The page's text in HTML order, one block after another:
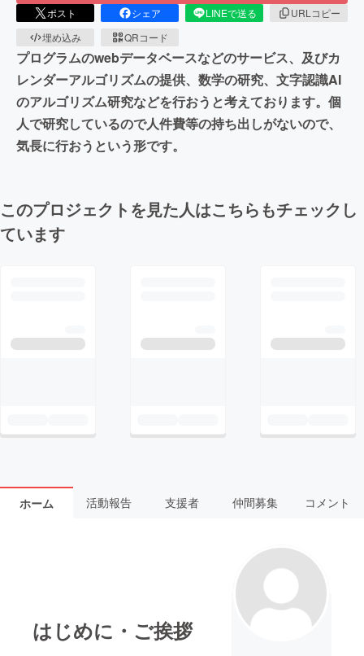
ポスト シェア LINEで送る
URLコピー
埋め込み
QRコード
プログラムのwebデータベースなどのサービス、及びカ
レンダーアルゴリズムの提供、数学の研究、文字認識AI
のアルゴリズム研究などを行おうと考えております。個
人で研究しているので人件費等の持ち出しがないので、
気長に行おうという形です。
このプロジェクトを見た人はこちらもチェックし
ています
ホーム 活動報告 支援者 仲間募集 コメント
はじめに・ご挨拶